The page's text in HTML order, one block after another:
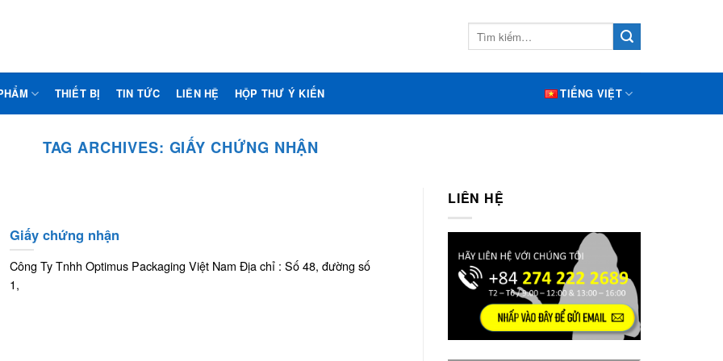
THIẾT BỊ TIN TỨC LIÊN HỆ HỘP THƯ Ý KIẾN TIẾNG VIỆT
TAG ARCHIVES: GIẤY CHỨNG NHẬN
Giấy chứng nhận
Công Ty Tnhh Optimus Packaging Việt Nam Địa chỉ : Số 48, đường số
1,
LIÊN HỆ